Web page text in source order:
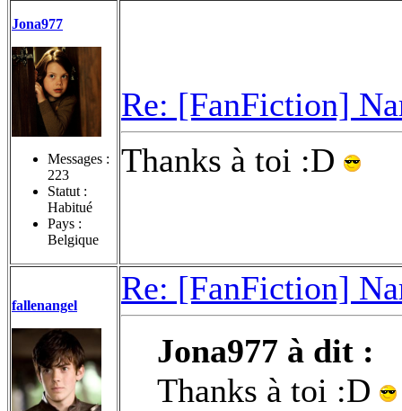
Jona977
Messages :
223
Statut :
Habitué
Pays :
Belgique
Re: [FanFiction]
Thanks à toi :D
fallenangel
Re: [FanFiction]
Jona977 à dit :
Thanks à toi :D